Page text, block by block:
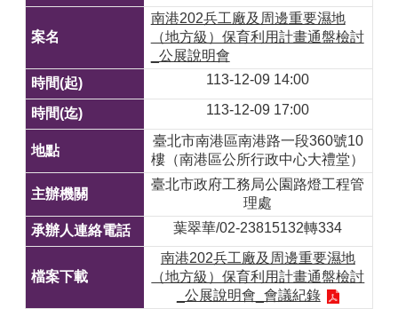
南港202兵工廠及周邊重要濕地
（地方級）保育利用計畫通盤檢討
_公展說明會
113-12-09 14:00
113-12-09 17:00
臺北市南港區南港路一段360號10
樓（南港區公所行政中心大禮堂）
臺北市政府工務局公園路燈工程管
理處
葉翠華/02-23815132轉334
南港202兵工廠及周邊重要濕地
（地方級）保育利用計畫通盤檢討
_公展說明會_會議紀錄